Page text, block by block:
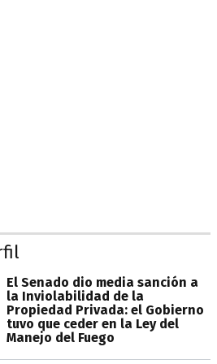
El Senado dio media sanción a
la Inviolabilidad de la
Propiedad Privada: el Gobierno
tuvo que ceder en la Ley del
Manejo del Fuego